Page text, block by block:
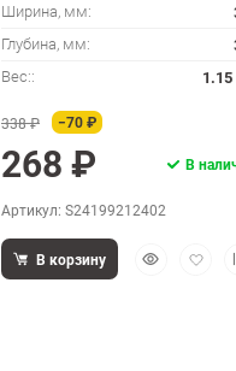
Ширина, мм:
Глубина, мм:
Вес:: 1.15
338 ₽ −70 ₽
268 ₽ В
Артикул: S24199212402
Быстрый
В корзину